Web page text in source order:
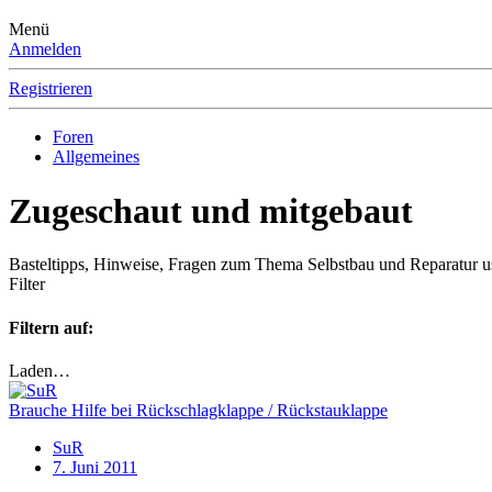
Menü
Anmelden
Registrieren
Foren
Allgemeines
Zugeschaut und mitgebaut
Basteltipps, Hinweise, Fragen zum Thema Selbstbau und Reparatur
Filter
Filtern auf:
Laden…
Brauche Hilfe bei Rückschlagklappe / Rückstauklappe
SuR
7. Juni 2011